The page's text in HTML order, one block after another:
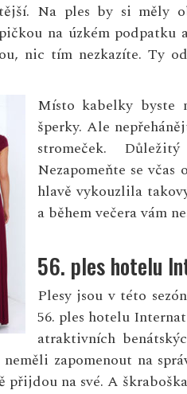
Na ples by si měly
na úzkém podpatku
nic tím nezkazíte. Ty
Místo kabelky byste
šperky. Ale
stromeček.
Nezapomeňte se
hlavě vykouzlila
a během večera vám
56. ples hotelu
Plesy jsou v této
56. ples hotelu
atraktivních
zapomenout na
na své. A